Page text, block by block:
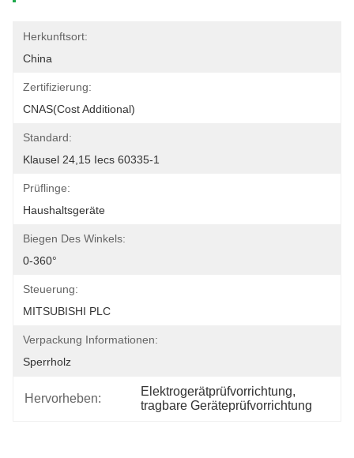
Herkunftsort:
China
Zertifizierung:
CNAS(cost Additional)
Standard:
Klausel 24,15 Iecs 60335-1
Prüflinge:
Haushaltsgeräte
Biegen Des Winkels:
0-360°
Steuerung:
MITSUBISHI PLC
Verpackung Informationen:
Sperrholz
Hervorheben:
Elektrogerätprüfvorrichtung,
tragbare Geräteprüfvorrichtung